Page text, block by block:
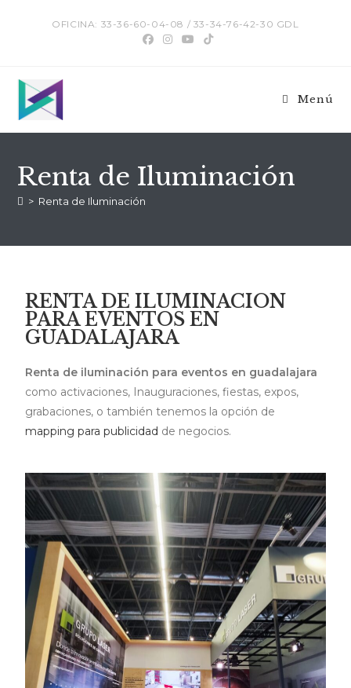
OFICINA: 33-36-60-04-08 / 33-34-76-42-30 GDL
Menú
Renta de Iluminación
> Renta de Iluminación
RENTA DE ILUMINACION
PARA EVENTOS EN
GUADALAJARA
Renta de iluminación para eventos en guadalajara
como activaciones, Inauguraciones, fiestas, expos,
grabaciones, o también tenemos la opción de
mapping para publicidad de negocios.